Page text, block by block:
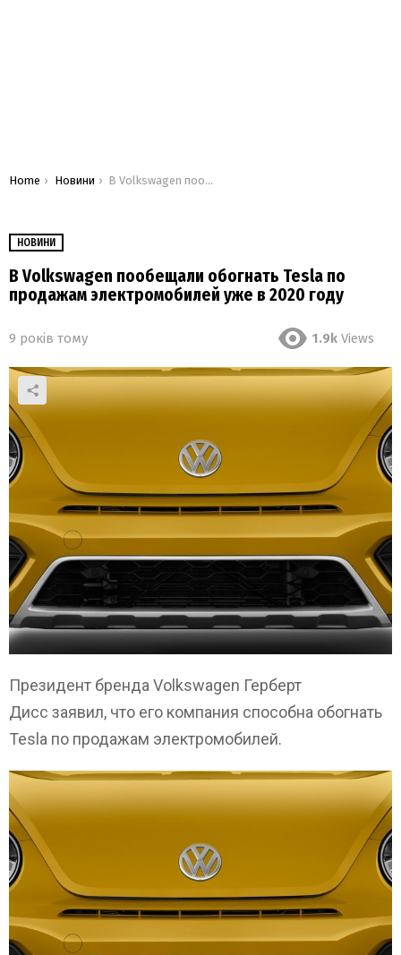
You are here:
Home Новини В Volkswagen пообещали обогнать Tesla по продажам электромобилей уже в 2020 году
НОВИНИ
В Volkswagen пообещали обогнать Tesla по
продажам электромобилей уже в 2020 году
9 років тому 1.9k Views
Президент бренда Volkswagen Герберт
Дисс заявил, что его компания способна обогнать
Tesla по продажам электромобилей.